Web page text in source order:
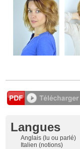
Langues
Anglais (lu ou parlé)
Italien (notions)